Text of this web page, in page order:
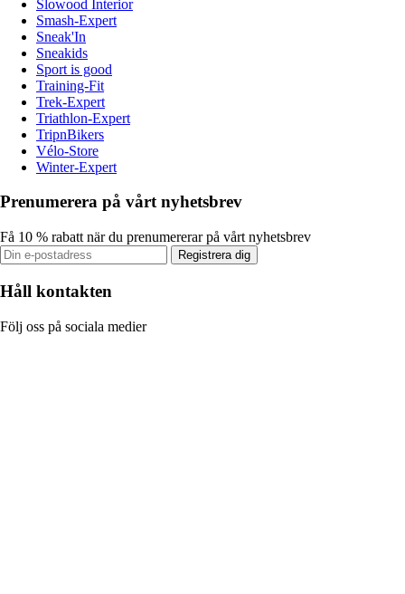
Slowood Interior
Smash-Expert
Sneak'In
Sneakids
Sport is good
Training-Fit
Trek-Expert
Triathlon-Expert
TripnBikers
Vélo-Store
Winter-Expert
Prenumerera på vårt nyhetsbrev
Få 10 % rabatt när du prenumererar på vårt nyhetsbrev
Registrera dig
Håll kontakten
Följ oss på sociala medier